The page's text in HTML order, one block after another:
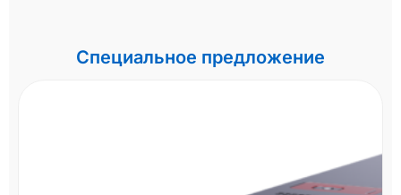
Специальное предложение